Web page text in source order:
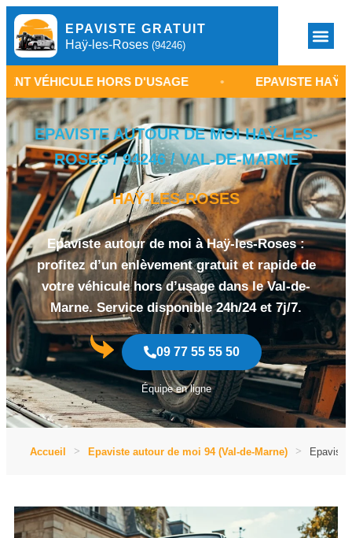
EPAVISTE GRATUIT
Haÿ-les-Roses (94246)
HORS D'USAGE • EPAVISTE HAŸ-LES-
EPAVISTE AUTOUR DE MOI HAŸ-LES-
ROSES / 94246 / VAL-DE-MARNE
HAŸ-LES-ROSES
Epaviste autour de moi à Haÿ-les-Roses :
profitez d’un enlèvement gratuit et rapide de
votre véhicule hors d’usage dans le Val-de-
Marne. Service disponible 24h/24 et 7j/7.
09 77 55 55 50
Équipe en ligne
Accueil Epaviste autour de moi 94 (Val-de-Marne) Epaviste